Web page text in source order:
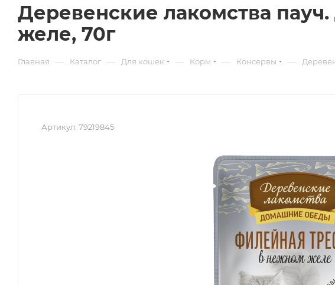
Деревенские лакомства
желе, 70г
Главная — Каталог — Для кошек — Корм — Консервы —
Артикул: 79219845